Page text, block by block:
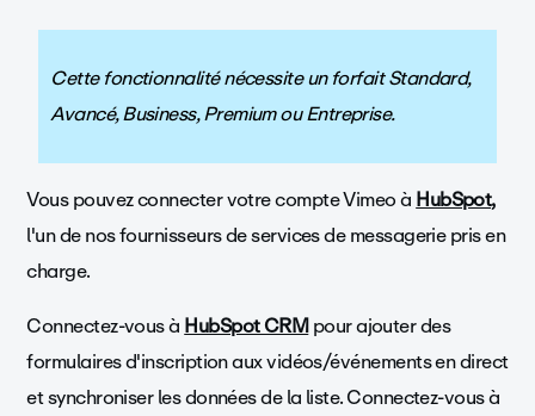
Cette fonctionnalité nécessite un forfait Standard,
Avancé, Business, Premium ou Entreprise.
Vous pouvez connecter votre compte Vimeo àHubSpot,
l'un de nos fournisseurs de services de messagerie pris en
charge.
Connectez-vous àHubSpot CRMpour ajouter des
formulaires d'inscription aux vidéos/événements en direct
et synchroniser les données de la liste. Connectez-vous à